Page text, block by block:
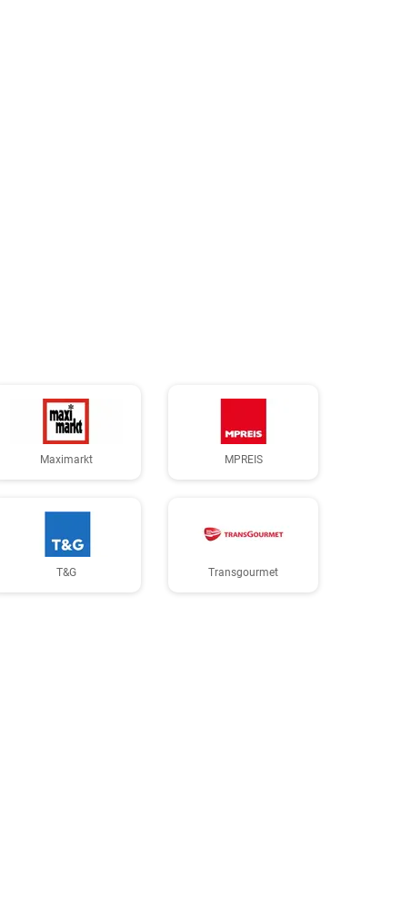
Maximarkt MPREIS
T&G Transgourmet